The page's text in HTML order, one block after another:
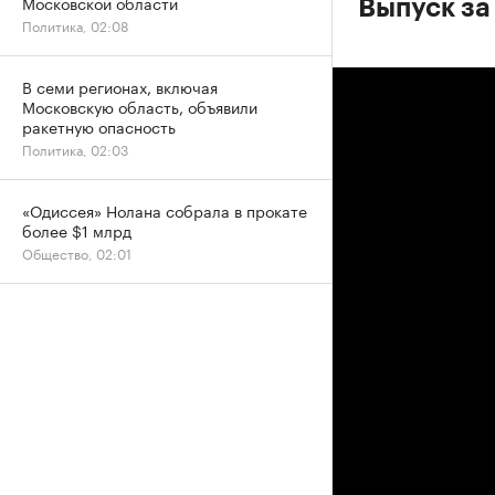
Выпуск
Политика, 02:08
В семи регионах, включая
Московскую область, объявили
ракетную опасность
Политика, 02:03
«Одиссея» Нолана собрала в прокате
более $1 млрд
Общество, 02:01